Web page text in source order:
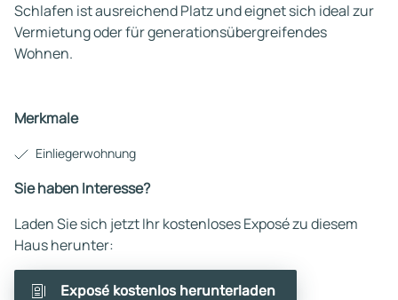
Schlafen ist ausreichend Platz und eignet sich ideal zur
Vermietung oder für generationsübergreifendes
Wohnen.
Merkmale
Einliegerwohnung
Sie haben Interesse?
Laden Sie sich jetzt Ihr kostenloses Exposé zu diesem
Haus herunter:
Exposé kostenlos herunterladen